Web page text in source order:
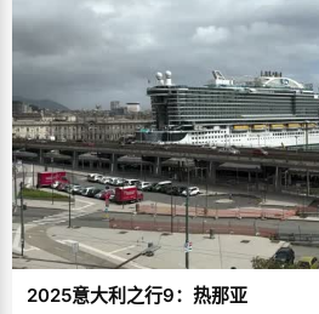
2025意大利之行9：热那亚